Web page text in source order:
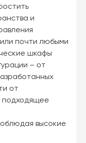
и
почти любыми
шкафы
– от
от
подходящее
высокие